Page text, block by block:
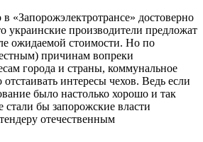
«Запорожэлектротрансе» достоверно
украинские производители предложат
ожидаемой стоимости. Но по
причинам вопреки
города и страны, коммунальное
интересы чехов. Ведь если
было настолько хорошо и так
стали бы запорожские власти
отечественным